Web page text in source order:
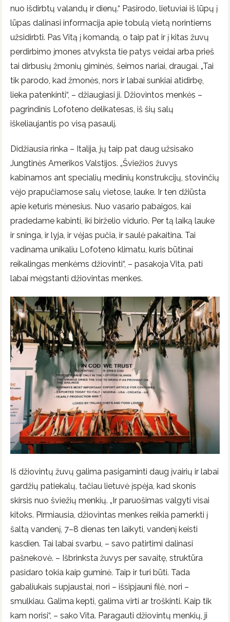
nuo išdirbtų valandų ir dienų.“ Pasirodo, lietuviai iš lūpų į
lūpas dalinasi informacija apie tobulą vietą norintiems
užsidirbti. Pas Vitą į komandą, o taip pat ir į kitas žuvų
perdirbimo įmones atvyksta tie patys veidai arba prieš
tai dirbusių žmonių giminės, šeimos nariai, draugai. „Tai
tik parodo, kad žmonės, nors ir labai sunkiai atidirbę,
lieka patenkinti“, – džiaugiasi ji. Džiovintos menkės –
pagrindinis Lofoteno delikatesas, iš šių salų
iškeliaujantis po visą pasaulį.
Didžiausia rinka – Italija, jų taip pat daug užsisako
Jungtinės Amerikos Valstijos. „Šviežios žuvys
kabinamos ant specialių medinių konstrukcijų, stovinčių
vėjo prapučiamose salų vietose, lauke. Ir ten džiūsta
apie keturis mėnesius. Nuo vasario pabaigos, kai
pradedame kabinti, iki birželio vidurio. Per tą laiką lauke
ir sninga, ir lyja, ir vėjas pučia, ir saulė pakaitina. Tai
vadinama unikaliu Lofoteno klimatu, kuris būtinai
reikalingas menkėms džiovinti“, – pasakoja Vita, pati
labai mėgstanti džiovintas menkes.
Iš džiovintų žuvų galima pasigaminti daug įvairių ir labai
gardžių patiekalų, tačiau lietuvė įspėja, kad skonis
skirsis nuo šviežių menkių. „Ir paruošimas valgyti visai
kitoks. Pirmiausia, džiovintas menkes reikia pamerkti į
šaltą vandenį, 7–8 dienas ten laikyti, vandenį keisti
kasdien. Tai labai svarbu, – savo patirtimi dalinasi
pašnekovė. – Išbrinksta žuvys per savaitę, struktūra
pasidaro tokia kaip guminė. Taip ir turi būti. Tada
gabaliukais supjaustai, nori – išsipjauni filė, nori –
smulkiau. Galima kepti, galima virti ar troškinti. Kaip tik
kam norisi“, – sako Vita. Paragauti džiovintų menkių, ji